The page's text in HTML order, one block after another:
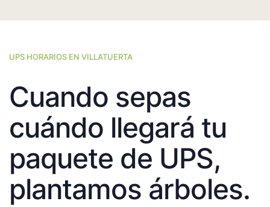
UPS HORARIOS EN VILLATUERTA
Cuando sepas
cuándo llegará tu
paquete de UPS,
plantamos árboles.